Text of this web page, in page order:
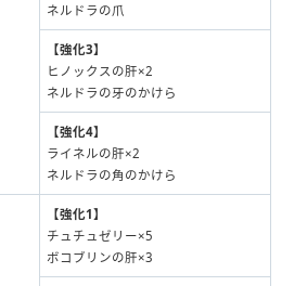
ネルドラの爪
【強化3】
ヒノックスの肝×2
ネルドラの牙のかけら
【強化4】
ライネルの肝×2
ネルドラの角のかけら
【強化1】
チュチュゼリー×5
ボコブリンの肝×3